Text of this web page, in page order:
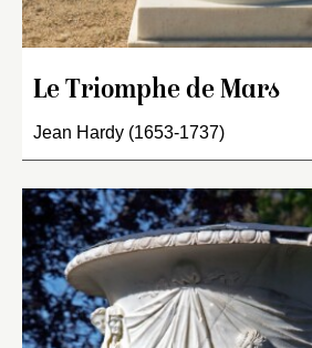
Le Triomphe de Mars
Jean Hardy (1653-1737)